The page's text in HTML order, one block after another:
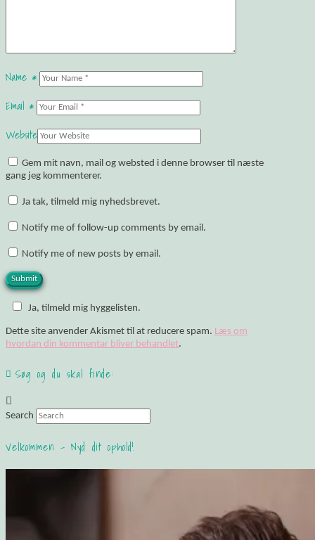
Name *
Email *
Website
Gem mit navn, mail og websted i denne browser til næste
gang jeg kommenterer.
Ja tak, tilmeld mig nyhedsbrevet.
Notify me of follow-up comments by email.
Notify me of new posts by email.
Ja, tilmeld mig hyggelisten.
Dette site anvender Akismet til at reducere spam. Læs om
hvordan din kommentar bliver behandlet.
Søg og du skal finde:
Search
Velkommen – Nyd dit ophold!